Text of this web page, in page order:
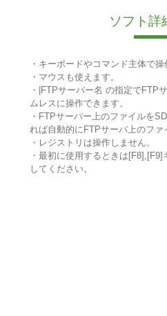
ソフト詳
・キーボードやコマンド主体で操
・マウスも使えます。
・|FTPサーバー名 の指定でFTP
ムレスに操作できます。
・FTPサーバー上のファイルを
れば自動的にFTPサーバ上のファ
・レジストリは操作しません。
・最初に使用するときは
してください。